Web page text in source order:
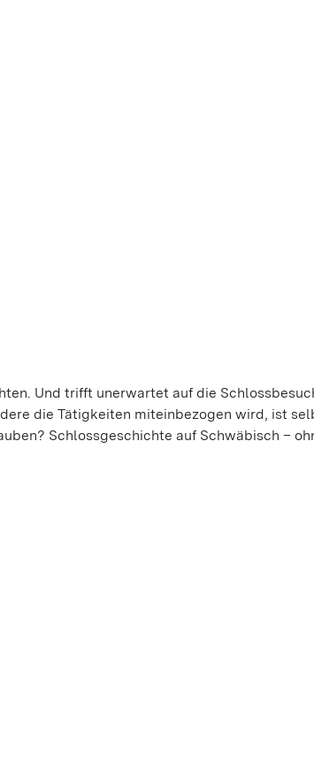
Und trifft unerwartet auf die
die Tätigkeiten miteinbezogen wird, ist
Schlossgeschichte auf Schwäbisch –